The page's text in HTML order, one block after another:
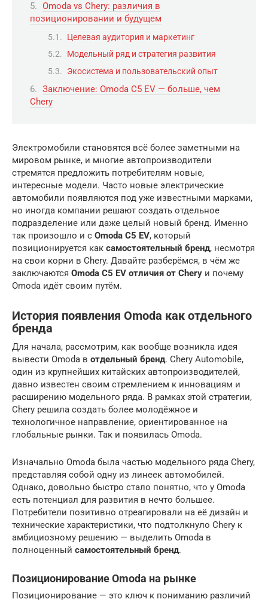
Omoda vs Chery: различия в
позиционировании и будущем
Целевая аудитория и маркетинг
Модельный ряд и стратегия развития
Экосистема и пользовательский опыт
Заключение: Omoda C5 EV — больше, чем
Chery
Электромобили становятся всё более заметными на
мировом рынке, и многие автопроизводители
стремятся предложить потребителям новые,
интересные модели. Часто новые электрические
автомобили появляются под уже известными марками,
но иногда компании решают создать отдельное
подразделение или даже целый новый бренд. Именно
так произошло и с Omoda C5 EV, который
позиционируется как самостоятельный бренд, несмотря
на свои корни в Chery. Давайте разберёмся, в чём же
заключаются Omoda C5 EV отличия от Chery и почему
Omoda идёт своим путём.
История появления Omoda как отдельного
бренда
Для начала, рассмотрим, как вообще возникла идея
вывести Omoda в отдельный бренд. Chery Automobile,
один из крупнейших китайских автопроизводителей,
давно известен своим стремлением к инновациям и
расширению модельного ряда. В рамках этой стратегии,
Chery решила создать более молодёжное и
технологичное направление, ориентированное на
глобальные рынки. Так и появилась Omoda.
Изначально Omoda была частью модельного ряда Chery,
представляя собой одну из линеек автомобилей.
Однако, довольно быстро стало понятно, что у Omoda
есть потенциал для развития в нечто большее.
Потребители позитивно отреагировали на её дизайн и
технические характеристики, что подтолкнуло Chery к
амбициозному решению — выделить Omoda в
полноценный самостоятельный бренд.
Позиционирование Omoda на рынке
Позиционирование — это ключ к пониманию различий